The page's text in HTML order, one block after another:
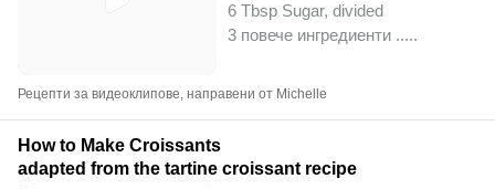
6 Tbsp Sugar, divided
3 повече ингредиенти .....
Рецепти за видеоклипове, направени от Michelle
How to Make Croissants
adapted from the tartine croissant recipe